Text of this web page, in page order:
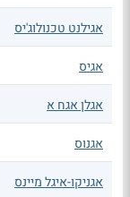
אגילנט טכנולוג'יס
אגיס
אגלן אגח א
אגנוס
אגניקו-איגל מיינס